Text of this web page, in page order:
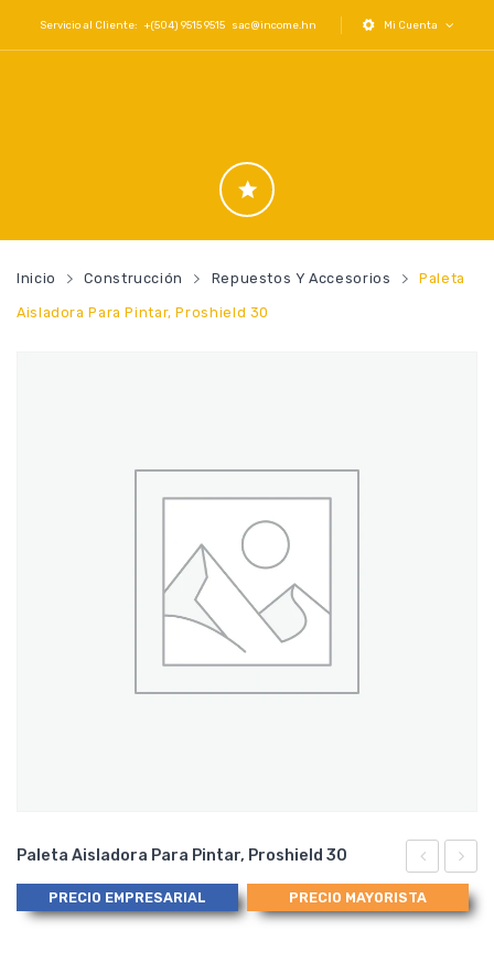
Servicio al Cliente: +(504) 9515 9515 sac@income.hn Mi Cuenta
Inicio Construcción Repuestos Y Accesorios Paleta
Aisladora Para Pintar, Proshield 30
para
Filtrado/
para
Paleta Aisladora Para Pintar, Proshield 30
PRECIO EMPRESARIAL PRECIO MAYORISTA